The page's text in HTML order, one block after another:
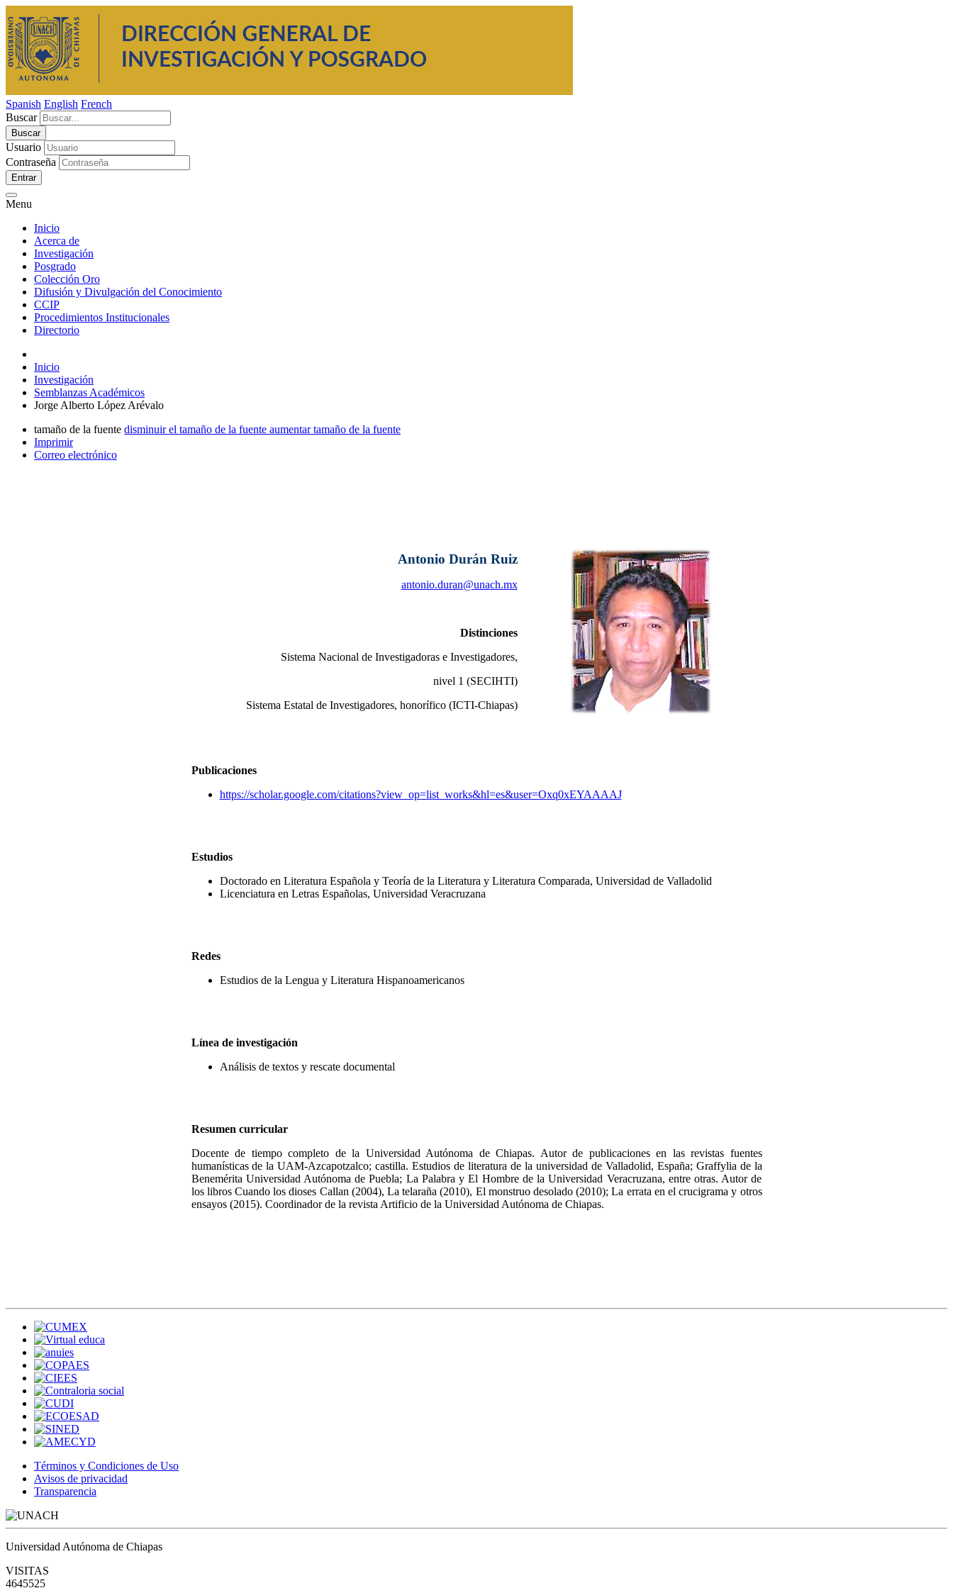
Spanish English French
Buscar
Usuario
Contraseña
Entrar
Menu
Inicio
Acerca de
Investigación
Posgrado
Colección Oro
Difusión y Divulgación del Conocimiento
CCIP
Procedimientos Institucionales
Directorio
Inicio
Investigación
Semblanzas Académicos
Jorge Alberto López Arévalo
tamaño de la fuente disminuir el tamaño de la fuente aumentar tamaño de la fuente
Imprimir
Correo electrónico
Antonio Durán Ruiz
antonio.duran@unach.mx
Distinciones
Sistema Nacional de Investigadoras e Investigadores,
nivel 1 (SECIHTI)
Sistema Estatal de Investigadores, honorífico (ICTI-Chiapas)
Publicaciones
https://scholar.google.com/citations?view_op=list_works&hl=es&user=Oxq0xEYAAAAJ
Estudios
Doctorado en Literatura Española y Teoría de la Literatura y Literatura Comparada, Universidad de Valladolid
Licenciatura en Letras Españolas, Universidad Veracruzana
Redes
Estudios de la Lengua y Literatura Hispanoamericanos
Línea de investigación
Análisis de textos y rescate documental
Resumen curricular
Docente de tiempo completo de la Universidad Autónoma de Chiapas. Autor de publicaciones en las revistas fuentes
humanísticas de la UAM-Azcapotzalco; castilla. Estudios de literatura de la universidad de Valladolid, España; Graffylia de la
Benemérita Universidad Autónoma de Puebla; La Palabra y El Hombre de la Universidad Veracruzana, entre otras. Autor de
los libros Cuando los dioses Callan (2004), La telaraña (2010), El monstruo desolado (2010); La errata en el crucigrama y otros
ensayos (2015). Coordinador de la revista Artificio de la Universidad Autónoma de Chiapas.
Términos y Condiciones de Uso
Avisos de privacidad
Transparencia
Universidad Autónoma de Chiapas
VISITAS
4645525